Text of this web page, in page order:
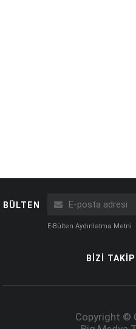
BÜLTEN
E-Bülten Aydınlatma Metni
BİZİ TAKİP
Copyright ©